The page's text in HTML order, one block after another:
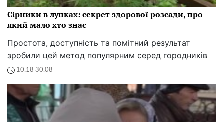
Сірники в лунках: секрет здорової розсади, про
який мало хто знає
Простота, доступність та помітний результат
зробили цей метод популярним серед городників
10:18 30.08